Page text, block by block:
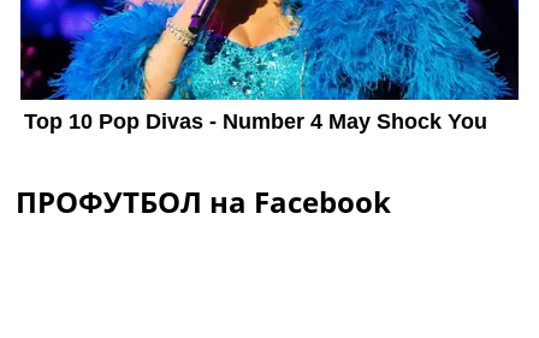
ПРОФУТБОЛ на Facebook